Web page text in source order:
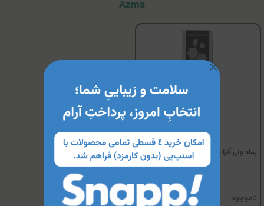
Azma
پماد ولی آترا دارو صدر آزما
ناموجود